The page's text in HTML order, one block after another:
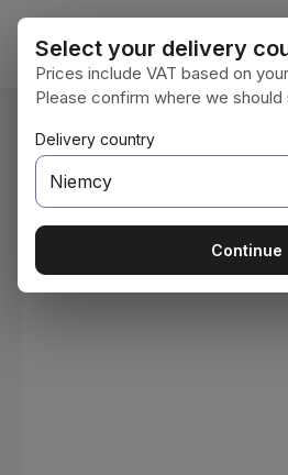
Przejdź do głównej zawartości
Jesteś tutaj: Home
Farby i lakiery
Pomiń galerię zdjęć
Select your delivery
Prices include VAT based on
Please confirm where we should
Delivery country
Continue